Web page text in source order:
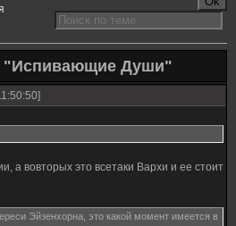
"Испивающие Души"
а вовторых это всетаки Вархи и ее стоит
Эйзенхорна, это какой момент имеется в